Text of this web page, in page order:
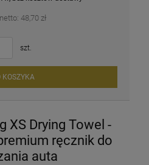
48,70 zł
szt.
KOSZYKA
XS Drying Towel -
ręcznik do
auta